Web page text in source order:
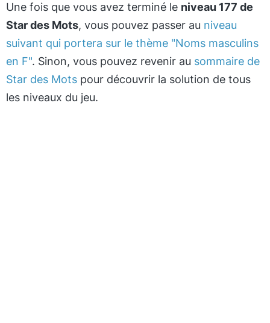
Une fois que vous avez terminé le niveau 177 de
Star des Mots, vous pouvez passer au niveau
suivant qui portera sur le thème "Noms masculins
en F". Sinon, vous pouvez revenir au sommaire de
Star des Mots pour découvrir la solution de tous
les niveaux du jeu.